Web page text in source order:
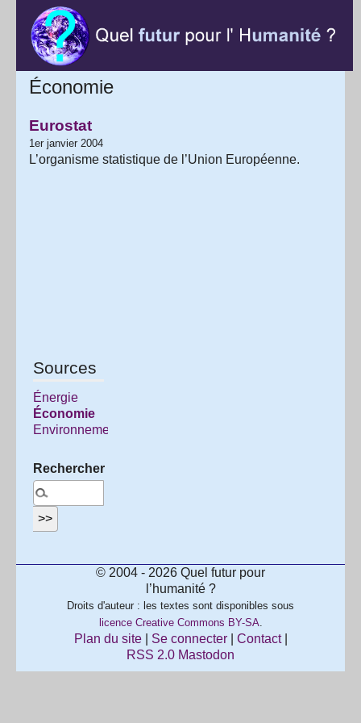
Économie
Eurostat
1er janvier 2004
L’organisme statistique de l’Union Européenne.
Sources
Énergie
Économie
Environnement
Rechercher :
© 2004 - 2026 Quel futur pour
l’humanité ?
Droits d'auteur : les textes sont disponibles sous
licence Creative Commons BY-SA.
Plan du site| Se connecter| Contact|
RSS 2.0 Mastodon